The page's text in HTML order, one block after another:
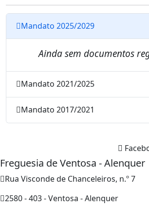
Mandato 2025/2029
Ainda sem documentos
Mandato 2021/2025
Mandato 2017/2021
Freguesia de Ventosa - Alenquer
Rua Visconde de Chanceleiros, n.º 7
2580 - 403 - Ventosa - Alenquer